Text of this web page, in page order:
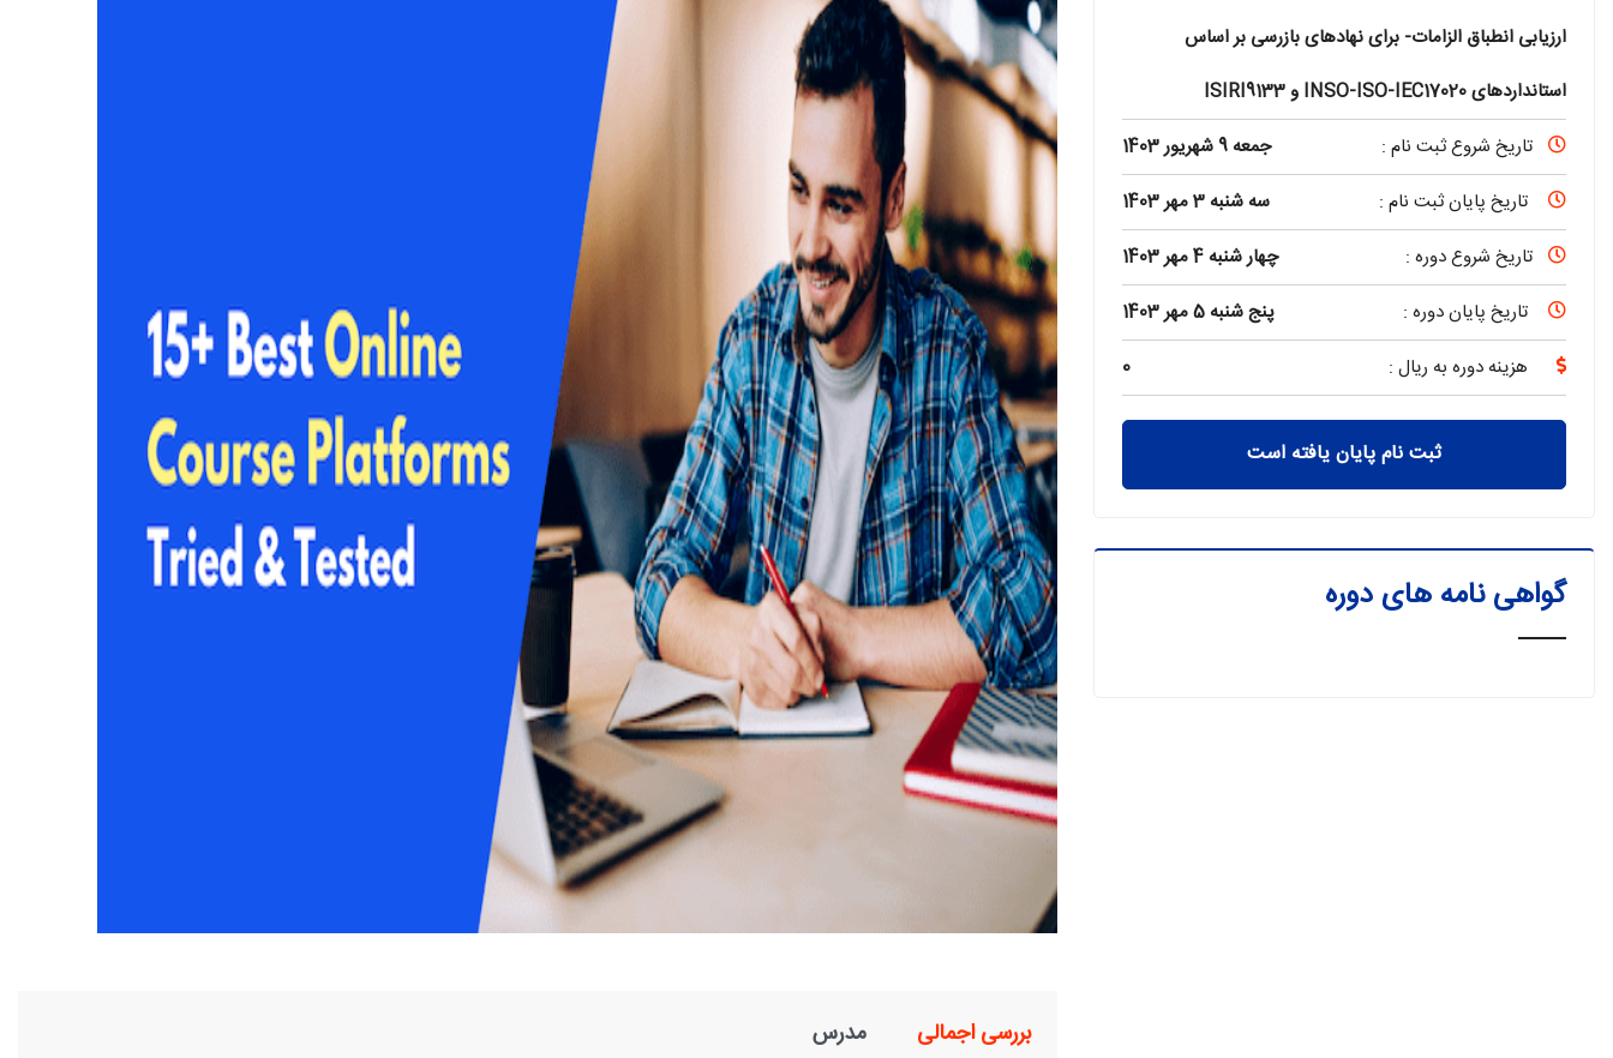
ارزیابی انطباق الزامات- برای نهادهای بازرسی بر اساس
استانداردهای INSO-ISO-IEC17020 و ISIRI9133
تاریخ شروع ثبت نام :
جمعه 9 شهریور 1403
تاریخ پایان ثبت نام :
سه شنبه 3 مهر 1403
تاریخ شروع دوره :
چهار شنبه 4 مهر 1403
تاریخ پایان دوره :
پنج شنبه 5 مهر 1403
هزینه دوره به ریال :
0
ثبت نام پایان یافته است
گواهی نامه های دوره
بررسی اجمالی مدرس